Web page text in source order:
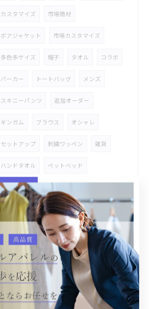
カスタマイズ 市場商材
ボアジャケット 市場カスタマイズ
多色多サイズ 帽子 タオル コラボ
パーカー トートバッグ メンズ
スキニーパンツ 追加オーダー
ギンガム ブラウス オシャレ
セットアップ 刺繍ワッペン 雑貨
ハンドタオル ペットベッド
パーツプリント
スタジャン 市場商品 附属変え
手持ちのキャンバスバッグ
オリジナル商品 金具タグ付き デニム
加工物 シャツ オリジナルOEM
レース ステッチワーク 雑貨商品